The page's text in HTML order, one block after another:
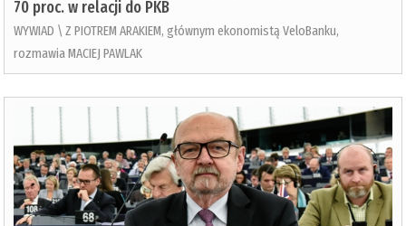
70 proc. w relacji do PKB
WYWIAD \ Z PIOTREM ARAKIEM, głównym ekonomistą VeloBanku,
rozmawia MACIEJ PAWLAK